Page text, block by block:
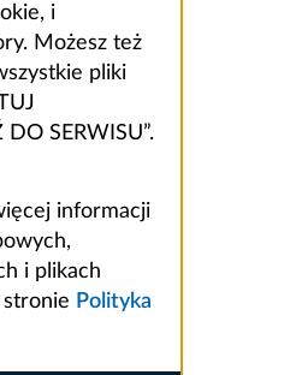
i
Możesz też
pliki
SERWISU”.
informacji
i plikach
Polityka